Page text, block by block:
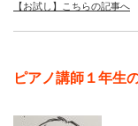
【お試し】こちらの記事へ
ピアノ講師１年生